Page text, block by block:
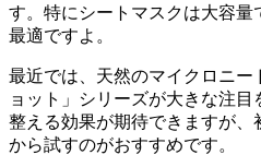
す。特にシートマスクは大容量
最適ですよ。
最近では、天然のマイクロニ
ョット」シリーズが大きな注
整える効果が期待できますが
から試すのがおすすめです。